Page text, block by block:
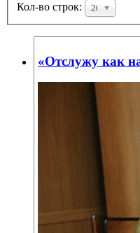
Кол-во строк:
20
«Отслужу как